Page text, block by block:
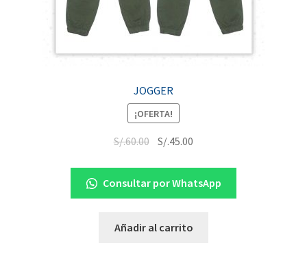
JOGGER
¡OFERTA!
S/.60.00 S/.45.00
Consultar por WhatsApp
Añadir al carrito